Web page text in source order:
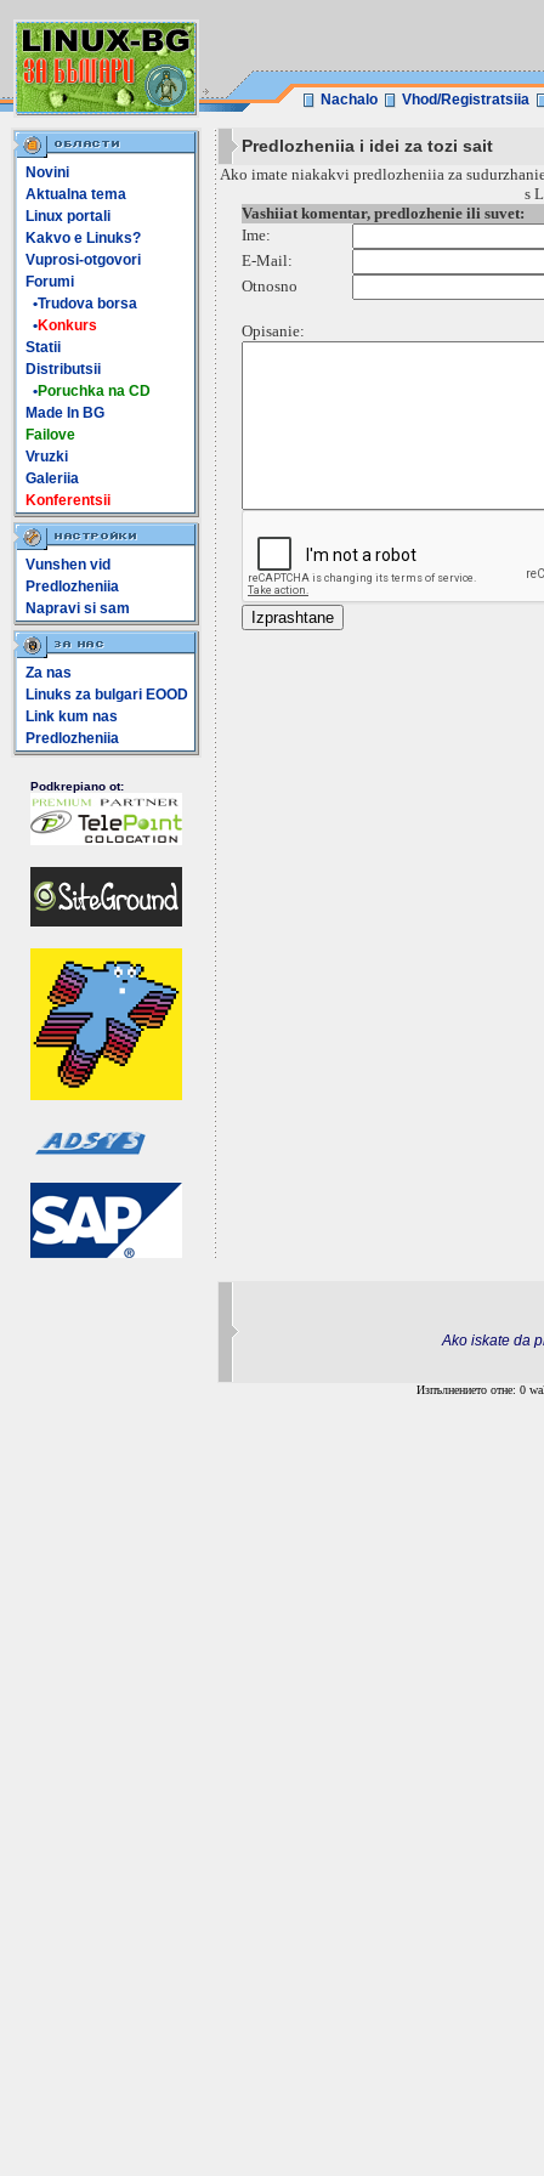
Nachalo Vhod/Registratsiia
Novini
Aktualna tema
Linux portali
Kakvo e Linuks?
Vuprosi-otgovori
Forumi
•Trudova borsa
•Konkurs
Statii
Distributsii
•Poruchka na CD
Made In BG
Failove
Vruzki
Galeriia
Konferentsii
Vunshen vid
Predlozheniia
Napravi si sam
Za nas
Linuks za bulgari EOOD
Link kum nas
Predlozheniia
Podkrepiano ot:
Predlozheniia i idei za tozi sait
Ako imate niakakvi predlozheniia za
s
Vashiiat komentar, predlozhenie ili suvet:
Ime:
E-Mail:
Otnosno
Opisanie:
Ako iskate da
Изпълнението отне: 0